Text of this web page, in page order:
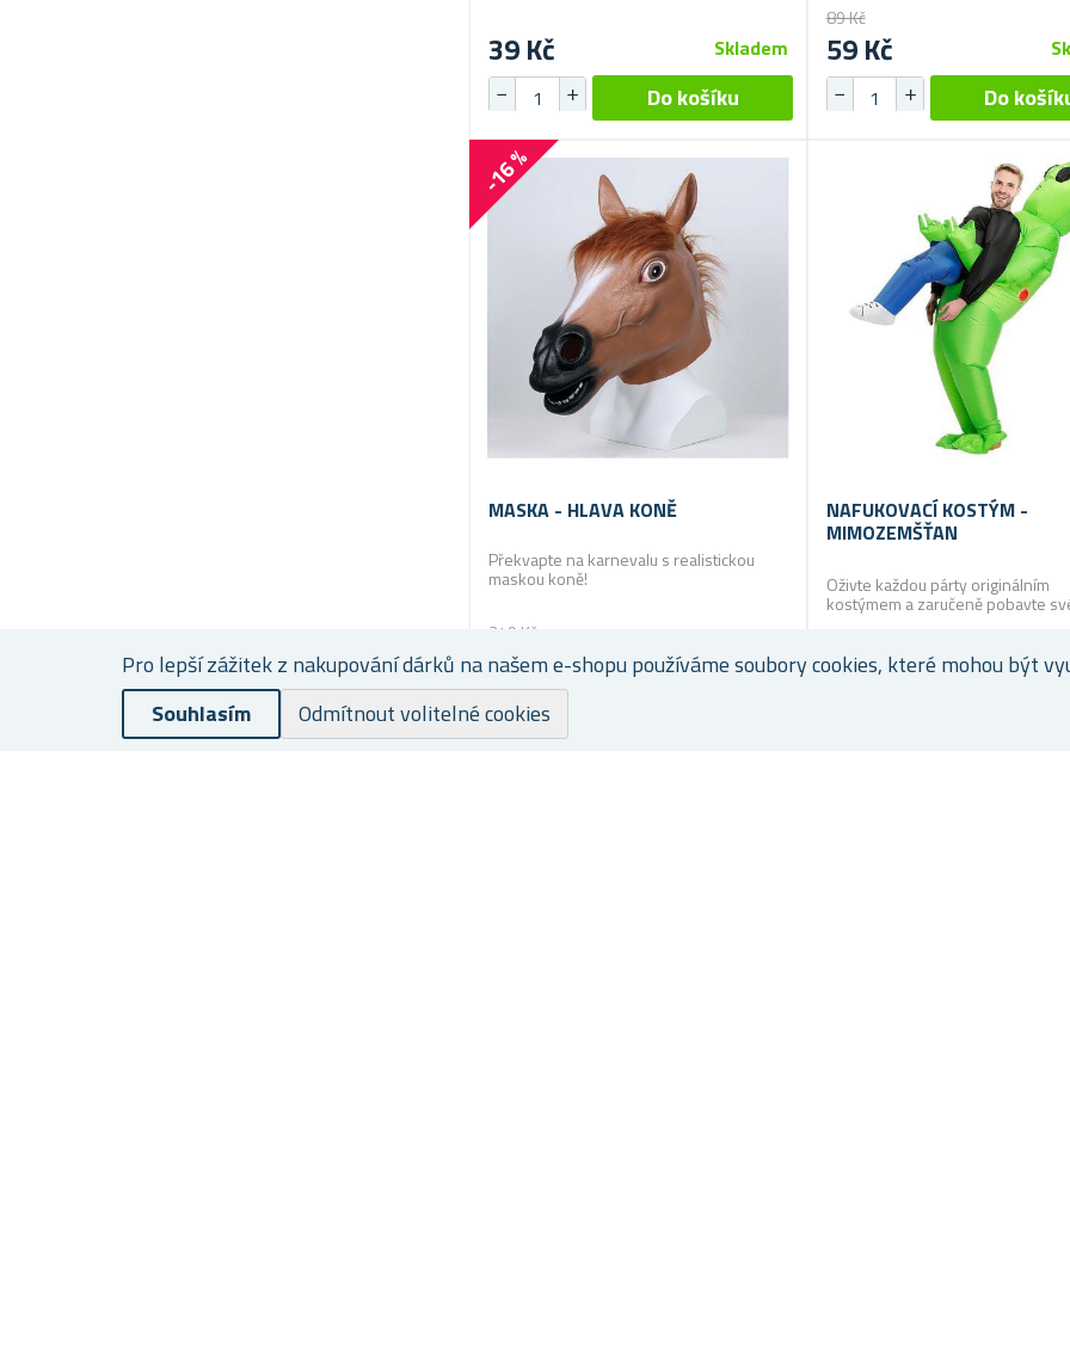
Pro lepší zážitek z nakupování dárků na našem e-shopu používáme soubory cookies, které mohou být
Souhlasím
Odmítnout volitelné cookies
39 Kč Skladem
89 Kč
59 Kč
-16 %
MASKA - HLAVA KONĚ
Překvapte na karnevalu s realistickou
maskou koně!
249 Kč
209 Kč Skladem
NAFUKOVACÍ KOSTÝM -
MIMOZEMŠŤAN
Oživte každou párty originálním
kostýmem a zaručeně pobavte
569 Kč